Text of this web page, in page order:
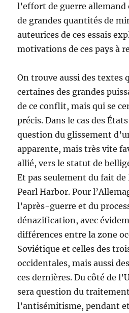
l’effort de guerre
de grandes quantités de
auteurices de ces essais
motivations de ces pays à
On trouve aussi des textes
certaines des grandes
de ce conflit, mais qui se
précis. Dans le cas des
question du glissement
apparente, mais très vite
allié, vers le statut de
Et pas seulement du fait de
Pearl Harbor. Pour
l’après-guerre et du
dénazification, avec
différences entre la zone
Soviétique et celles des
occidentales, mais aussi
ces dernières. Du côté de
sera question du
l’antisémitisme, pendant